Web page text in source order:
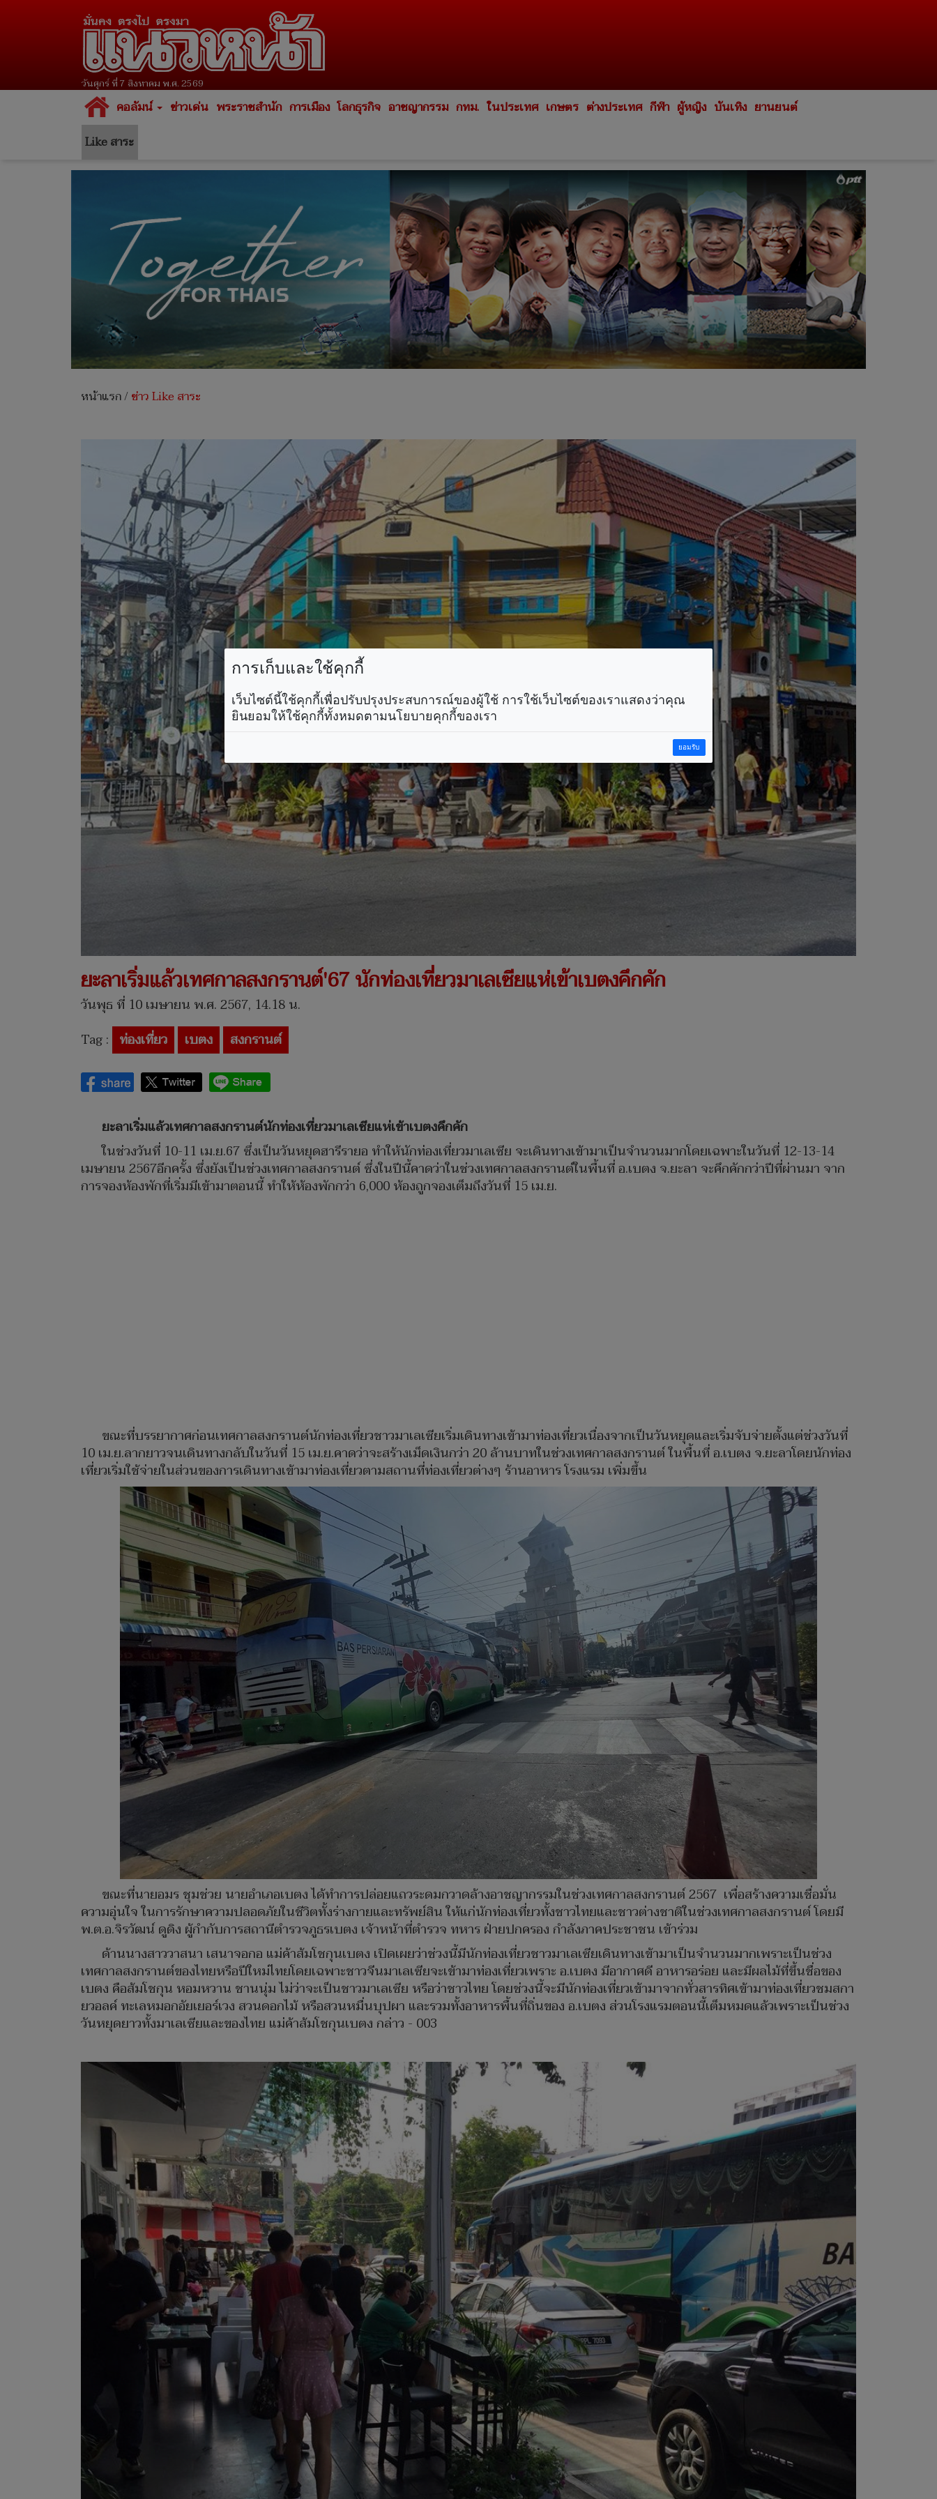
วันศุกร์ ที่ 7 สิงหาคม พ.ศ. 2569
คอลัมน์ ข่าวเด่น พระราชสำนัก การเมือง โลกธุรกิจ อาชญากรรม กทม. ในประเทศ เกษตร ต่างประเทศ กีฬา ผู้หญิง บันเทิง ยานยนต์
Like สาระ
หน้าแรก/ข่าว Like สาระ
ยะลาเริ่มแล้วเทศกาลสงกรานต์'67 นักท่องเที่ยวมาเลเซียแห่เข้าเบตงคึกคัก
วันพุธ ที่ 10 เมษายน พ.ศ. 2567, 14.18 น.
Tag : ท่องเที่ยว เบตง สงกรานต์
ยะลาเริ่มแล้วเทศกาลสงกรานต์นักท่องเที่ยวมาเลเซียแห่เข้าเบตงคึกคัก
ในช่วงวันที่ 10-11 เม.ย.67 ซึ่งเป็นวันหยุดฮารีรายอ ทำให้นักท่องเที่ยวมาเลเซีย จะเดินทางเข้ามาเป็นจำนวนมากโดยเฉพาะในวันที่ 12-13-14
เมษายน 2567อีกครั้ง ซึ่งยังเป็นช่วงเทศกาลสงกรานต์ ซึ่งในปีนี้คาดว่าในช่วงเทศกาลสงกรานต์ในพื้นที่ อ.เบตง จ.ยะลา จะคึกคักกว่าปีที่ผ่านมา จาก
การจองห้องพักที่เริ่มมีเข้ามาตอนนี้ ทำให้ห้องพักกว่า 6,000 ห้องถูกจองเต็มถึงวันที่ 15 เม.ย.
ขณะที่บรรยากาศก่อนเทศกาลสงกรานต์นักท่องเที่ยวชาวมาเลเซียเริ่มเดินทางเข้ามาท่องเที่ยวเนื่องจากเป็นวันหยุดและเริ่มจับจ่ายตั้งแต่ช่วงวันที่
10 เม.ย.ลากยาวจนเดินทางกลับในวันที่ 15 เม.ย.คาดว่าจะสร้างเม็ดเงินกว่า 20 ล้านบาทในช่วงเทศกาลสงกรานต์ ในพื้นที่ อ.เบตง จ.ยะลาโดยนักท่อง
เที่ยวเริ่มใช้จ่ายในส่วนของการเดินทางเข้ามาท่องเที่ยวตามสถานที่ท่องเที่ยวต่างๆ ร้านอาหาร โรงแรม เพิ่มขึ้น
ขณะที่นายอมร ชุมช่วย นายอำเภอเบตง ได้ทำการปล่อยแถวระดมกวาดล้างอาชญากรรมในช่วงเทศกาลสงกรานต์ 2567 เพื่อสร้างความเชื่อมั่น
ความอุ่นใจ ในการรักษาความปลอดภัยในชีวิตทั้งร่างกายและทรัพย์สิน ให้แก่นักท่องเที่ยวทั้งชาวไทยและชาวต่างชาติในช่วงเทศกาลสงกรานต์ โดยมี
พ.ต.อ.จิรวัฒน์ ดูดิง ผู้กำกับการสถานีตำรวจภูธรเบตง เจ้าหน้าที่ตำรวจ ทหาร ฝ่ายปกครอง กำลังภาคประชาชน เข้าร่วม
ด้านนางสาววาสนา เสนาจอกอ แม่ค้าส้มโชกุนเบตง เปิดเผยว่าช่วงนี้มีนักท่องเที่ยวชาวมาเลเซียเดินทางเข้ามาเป็นจำนวนมากเพราะเป็นช่วง
เทศกาลสงกรานต์ของไทยหรือปีใหม่ไทยโดยเฉพาะชาวจีนมาเลเซียจะเข้ามาท่องเที่ยวเพราะ อ.เบตง มีอากาศดี อาหารอร่อย และมีผลไม้ที่ขึ้นชื่อของ
เบตง คือส้มโชกุน หอมหวาน ชานนุ่ม ไม่ว่าจะเป็นชาวมาเลเซีย หรือว่าชาวไทย โดยช่วงนี้จะมีนักท่องเที่ยวเข้ามาจากทั่วสารทิศเข้ามาท่องเที่ยวชมสกา
ยวอลค์ ทะเลหมอกอัยเยอร์เวง สวนดอกไม้ หรือสวนหมื่นบุปผา และรวมทั้งอาหารพื้นที่ถิ่นของ อ.เบตง ส่วนโรงแรมตอนนี้เต็มหมดแล้วเพราะเป็นช่วง
วันหยุดยาวทั้งมาเลเซียและของไทย แม่ค้าส้มโชกุนเบตง กล่าว - 003
การเก็บและใช้คุกกี้
เว็บไซต์นี้ใช้คุกกี้เพื่อปรับปรุงประสบการณ์ของผู้ใช้ การใช้เว็บไซต์ของเราแสดงว่าคุณ
ยินยอมให้ใช้คุกกี้ทั้งหมดตามนโยบายคุกกี้ของเรา
ยอมรับ